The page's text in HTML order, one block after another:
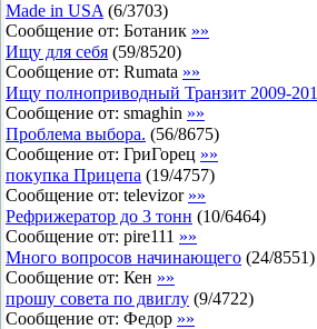
Made in USA (6/3703)
Сообщение от: Ботаник »»
Ищу для себя (59/8520)
Сообщение от: Rumata »»
Ищу полноприводный Транзит 2009-
Сообщение от: smaghin »»
Проблема выбора. (56/8675)
Сообщение от: ГриГорец »»
покупка Прицепа (19/4757)
Сообщение от: televizor »»
Рефрижератор до 3 тонн (10/6464)
Сообщение от: pire111 »»
Много вопросов начинающего (24/8551)
Сообщение от: Кен »»
прошу совета по двиглу (9/4722)
Сообщение от: Федор »»